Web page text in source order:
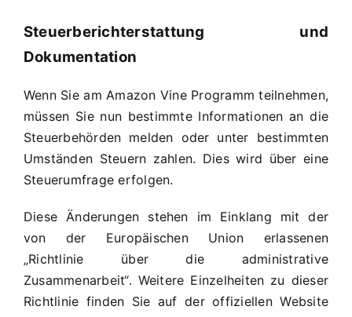
Steuerberichterstattung und
Dokumentation
Wenn Sie am Amazon Vine Programm teilnehmen,
müssen Sie nun bestimmte Informationen an die
Steuerbehörden melden oder unter bestimmten
Umständen Steuern zahlen. Dies wird über eine
Steuerumfrage erfolgen.
Diese Änderungen stehen im Einklang mit der
von der Europäischen Union erlassenen
„Richtlinie über die administrative
Zusammenarbeit“. Weitere Einzelheiten zu dieser
Richtlinie finden Sie auf der offiziellen Website